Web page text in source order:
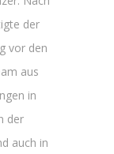
der
vor den
aus
in
der
auch in